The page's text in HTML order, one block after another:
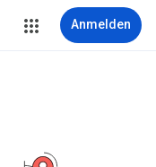
Anmelden